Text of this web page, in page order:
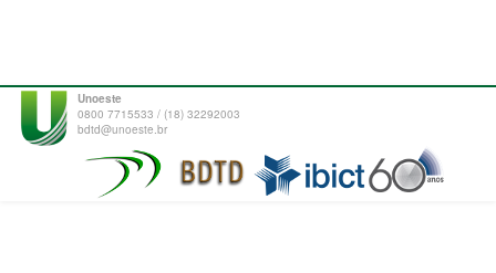
Unoeste
0800 7715533 / (18) 32292003
bdtd@unoeste.br